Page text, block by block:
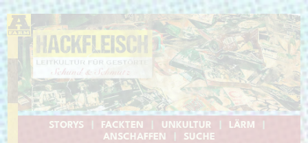
STORYS FACKTEN UNKULTUR LÄRM
ANSCHAFFEN
SUCHE